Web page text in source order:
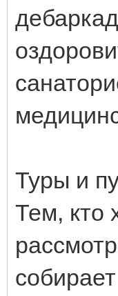
Туры и
Тем, кто